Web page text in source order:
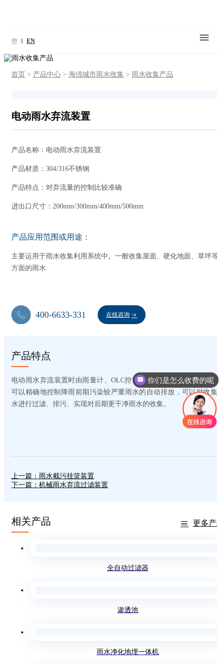
中 EN
首页 > 产品中心 > 海绵城市雨水收集 > 雨水收集产品
电动雨水弃流装置
产品名称：电动雨水弃流装置
产品材质：304/316不锈钢
产品特点：对弃流量的控制比较准确
进出口尺寸：200mm/300mm/400mm/500mm
产品应用范围或用途：
主要运用于雨水收集利用系统中。一般收集屋面、硬化地面、草坪等
方面的雨水
400-6633-331 在线咨询
产品特点
电动雨水弃流装置时由雨量计、OLC控制器、不锈钢分流装置组成
可以精确地控制降雨前期污染较严重雨水的自动排放，可以对收集
水进行过滤、排污、实现对后期更干净雨水的收集。
上一篇：雨水截污挂篮装置
下一篇：机械雨水弃流过滤装置
相关产品 更多产
全自动过滤器
渗透池
雨水净化地埋一体机
你们是怎么收费的呢